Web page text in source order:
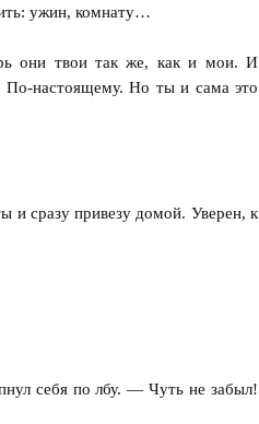
ужин, комнату…
они твои так же, как и мои. И
По-настоящему. Но ты и сама это
и сразу привезу домой. Уверен, к
себя по лбу. — Чуть не забыл!